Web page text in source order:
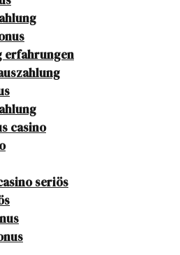
erfahrungen
casino
seriös